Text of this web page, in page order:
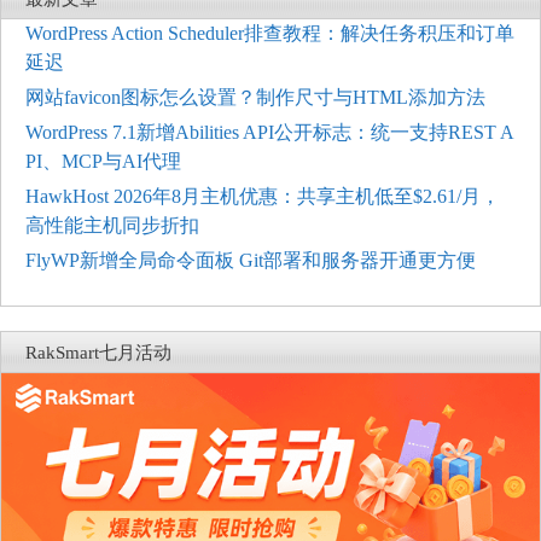
WordPress Action Scheduler排查教程：解决任务积压和订单
延迟
网站favicon图标怎么设置？制作尺寸与HTML添加方法
WordPress 7.1新增Abilities API公开标志：统一支持REST A
PI、MCP与AI代理
HawkHost 2026年8月主机优惠：共享主机低至$2.61/月，
高性能主机同步折扣
FlyWP新增全局命令面板 Git部署和服务器开通更方便
RakSmart七月活动